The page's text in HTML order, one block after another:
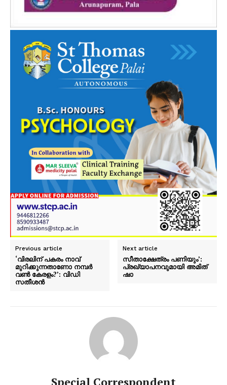
PALA VISION
Previous article
‘വിരലിന് പകരം നാവ്
മുറിക്കുന്നതാണോ നമ്പർ
വൺ കേരളം?’: വിഡി
സതീശൻ
Next article
സീതാക്ഷേത്രം പണിയും’:
പ്രഖ്യാപനവുമായി അമിത്
ഷാ
Special Correspondent